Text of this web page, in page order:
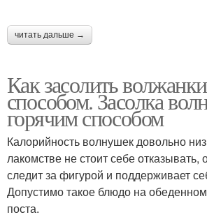
читать дальше →
Как засолить
способом. Засолка
горячим способом
Калорийность волнушек довольно
лакомстве не стоит себе отказывать,
следит за фигурой и поддерживает
Допустимо такое блюдо на
поста.